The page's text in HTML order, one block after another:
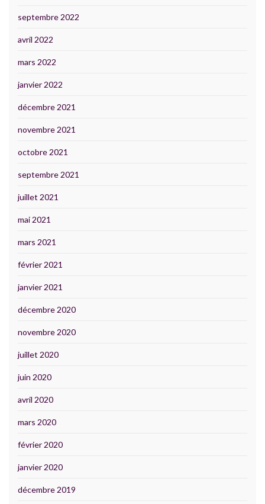
septembre 2022
avril 2022
mars 2022
janvier 2022
décembre 2021
novembre 2021
octobre 2021
septembre 2021
juillet 2021
mai 2021
mars 2021
février 2021
janvier 2021
décembre 2020
novembre 2020
juillet 2020
juin 2020
avril 2020
mars 2020
février 2020
janvier 2020
décembre 2019